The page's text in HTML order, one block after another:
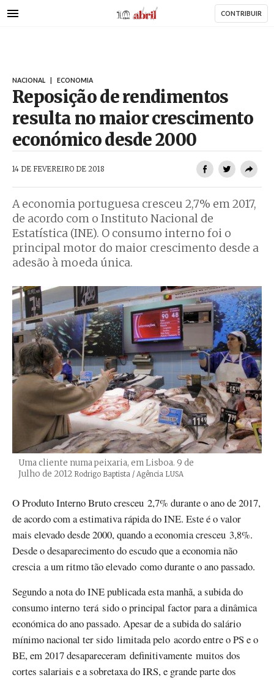
para
AbrilAbril CONTRIBUIR
NACIONAL ECONOMIA
Reposição de rendimentos
resulta no maior crescimento
económico desde 2000
14 DE FEVEREIRO DE 2018
A economia portuguesa cresceu 2,7% em 2017,
de acordo com o Instituto Nacional de
Estatística (INE). O consumo interno foi o
principal motor do maior crescimento desde a
adesão à moeda única.
Uma cliente numa peixaria, em Lisboa. 9 de
Julho de 2012 Créditos
Rodrigo Baptista / Agência LUSA
O Produto Interno Bruto cresceu 2,7% durante o ano de 2017,
de acordo com a estimativa rápida do INE. Este é o valor
mais elevado desde 2000, quando a economia cresceu 3,8%.
Desde o desaparecimento do escudo que a economia não
crescia a um ritmo tão elevado como durante o ano passado.
Segundo a nota do INE publicada esta manhã, a subida do
consumo interno terá sido o principal factor para a dinâmica
económica do ano passado. Apesar de a subida do salário
mínimo nacional ter sido limitada pelo acordo entre o PS e o
BE, em 2017 desapareceram definitivamente muitos dos
cortes salariais e a sobretaxa do IRS, e grande parte dos